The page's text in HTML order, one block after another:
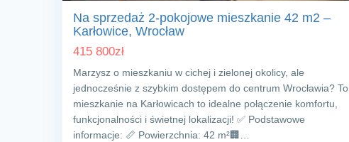
Na sprzedaż 2-pokojowe mieszkanie 42 m2 –
Karłowice, Wrocław
415 800zł
Marzysz o mieszkaniu w cichej i zielonej okolicy, ale
jednocześnie z szybkim dostępem do centrum Wrocławia? To
mieszkanie na Karłowicach to idealne połączenie komfortu,
funkcjonalności i świetnej lokalizacji! ✅ Podstawowe
informacje: 📏 Powierzchnia: 42 m²🏢…